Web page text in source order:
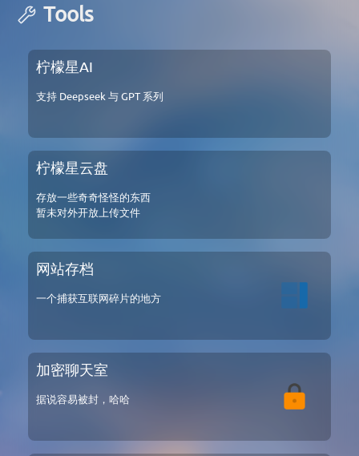
Tools
柠檬星AI
支持 Deepseek 与 GPT 系列
柠檬星云盘
存放一些奇奇怪怪的东西
暂未对外开放上传文件
网站存档
一个捕获互联网碎片的地方
加密聊天室
据说容易被封，哈哈